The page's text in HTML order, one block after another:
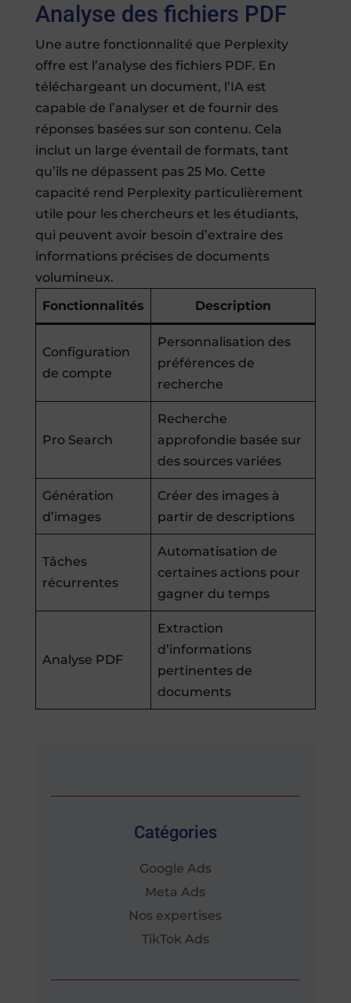
Analyse des fichiers PDF
Une autre fonctionnalité que Perplexity
offre est l’analyse des fichiers PDF. En
téléchargeant un document, l’IA est
capable de l’analyser et de fournir des
réponses basées sur son contenu. Cela
inclut un large éventail de formats, tant
qu’ils ne dépassent pas 25 Mo. Cette
capacité rend Perplexity particulièrement
utile pour les chercheurs et les étudiants,
qui peuvent avoir besoin d’extraire des
informations précises de documents
volumineux.
Fonctionnalités
Description
Configuration
de compte
Personnalisation des
préférences de
recherche
Pro Search
Recherche
approfondie basée sur
des sources variées
Génération
d’images
Créer des images à
partir de descriptions
Tâches
récurrentes
Automatisation de
certaines actions pour
gagner du temps
Analyse PDF
Extraction
d’informations
pertinentes de
documents
Catégories
Google Ads
Meta Ads
Nos expertises
TikTok Ads